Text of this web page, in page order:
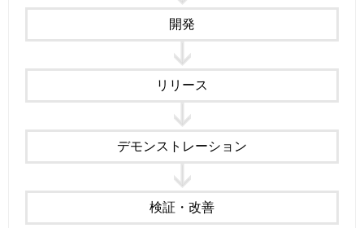
開発
リリース
デモンストレーション
検証・改善